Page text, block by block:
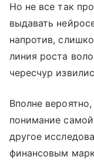
Но не все так
выдавать
напротив,
линия роста
чересчур
Вполне
понимание
другое
финансовым